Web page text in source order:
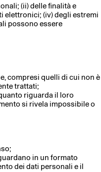
(ii) delle finalità e
elettronici; (iv) degli estremi
possono essere
compresi quelli di cui non è
trattati;
riguarda il loro
si rivela impossibile o
in un formato
dei dati personali e il